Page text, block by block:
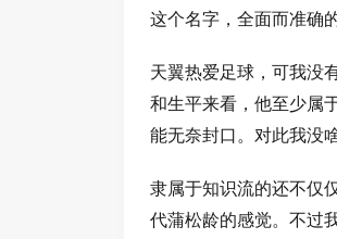
这个名字，全面而准确
天翼热爱足球，可我没
和生平来看，他至少属
能无奈封口。对此我没
隶属于知识流的还不仅
代蒲松龄的感觉。不过